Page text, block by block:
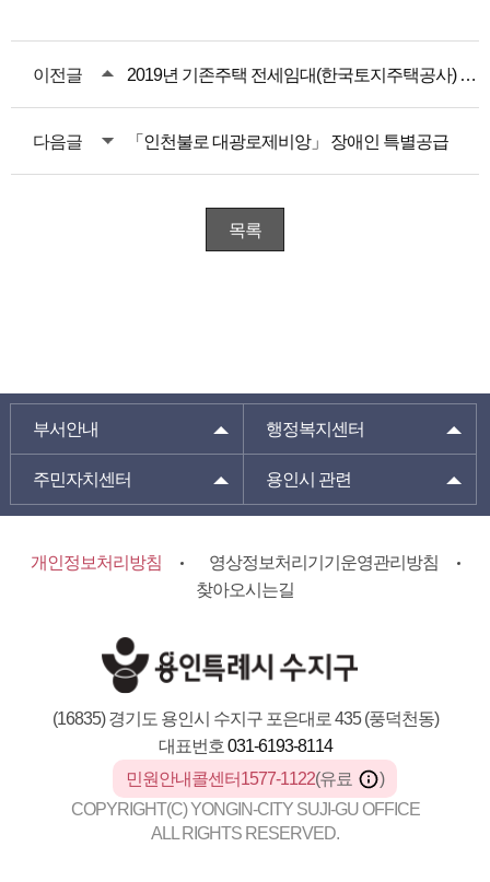
이전글 2019년 기존주택 전세임대(한국토지주택공사) 입주자 모집 안내
다음글 「인천불로 대광로제비앙」 장애인 특별공급
목록
부서안내 행정복지센터
주민자치센터 용인시 관련
개인정보처리방침
영상정보처리기기운영관리방침
찾아오시는길
(16835) 경기도 용인시 수지구 포은대로 435 (풍덕천동)
대표번호 031-6193-8114
민원안내콜센터1577-1122(유료
)
COPYRIGHT(C) YONGIN-CITY SUJI-GU OFFICE
ALL RIGHTS RESERVED.